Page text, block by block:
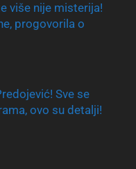
više nije misterija!
progovorila o
Sve se
ovo su detalji!